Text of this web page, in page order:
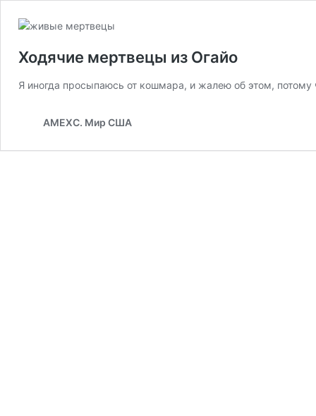
Ходячие мертвецы из Огайо
Я иногда просыпаюсь от кошмара, и жалею об этом, потому
AMEXC. Мир США